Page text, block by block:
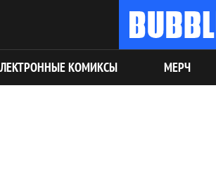
КОМИКСЫ МЕРЧ